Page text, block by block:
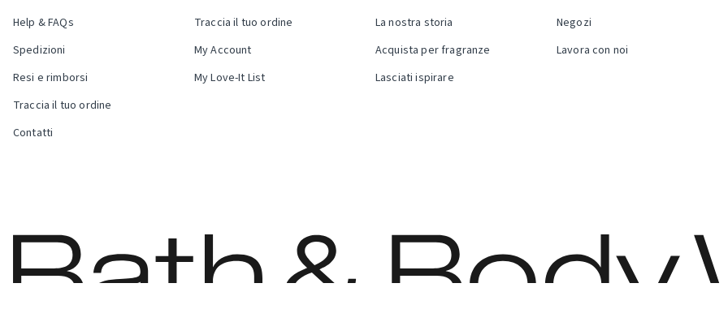
Help & FAQs
Spedizioni
Resi e rimborsi
Traccia il tuo ordine
Contatti
Traccia il tuo ordine
My Account
My Love-It List
La nostra storia
Acquista per fragranze
Lasciati ispirare
Negozi
Lavora con noi